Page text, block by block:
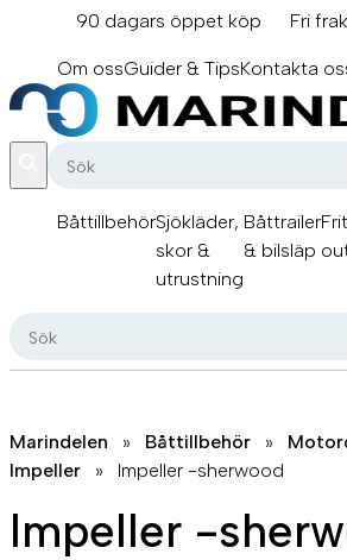
innehåll
90 dagars öppet köp Fri
Om ossGuider & TipsKontakta
BåttillbehörSjökläder,
skor &
utrustning
Båttrailer
& bilsläp
Marindelen » Båttillbehör »
Impeller
» Impeller -sherwood
Impeller -